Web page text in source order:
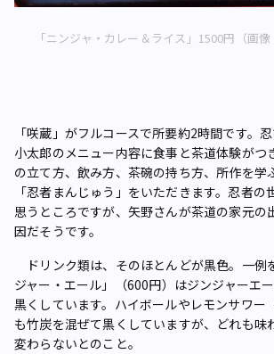
「ニンジャ・カレー＆ライス」1500円（画
「咲蔵」がフルコースで所要約2時間です。
小太郎のメニュー内容に食事と茶道体験がつ
の立て方、飲み方、茶碗の持ち方、所作を学
「忍者まんじゅう」をいただきます。忍者の
思うところですが、矢野さんが茶道の家元の
因だそうです。
ドリンク類は、そのほとんどが黒色。一例
ジャー・エール」（600円）はジンジャーエ
黒くしています。ハイボールやレモンサワー
も竹炭を混ぜて黒くしていますが、どれも味
変わらないとのこと。